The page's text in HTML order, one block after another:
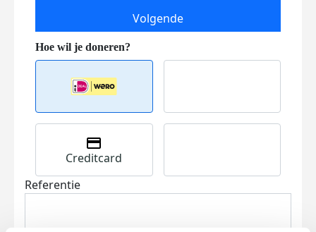
Volgende
Creditcard
Referentie